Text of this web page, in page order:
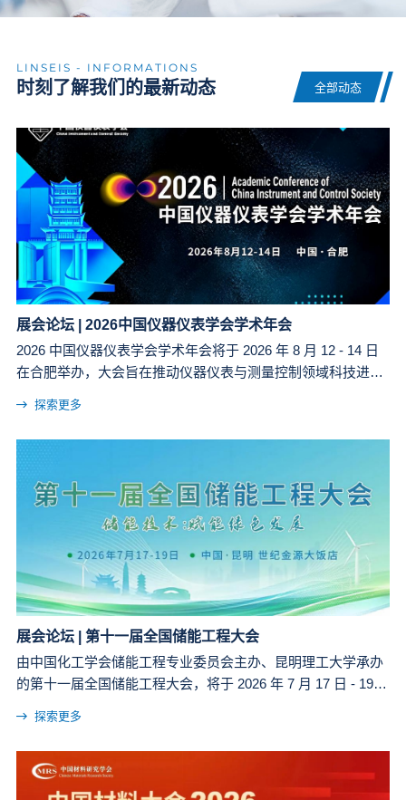
LINSEIS - INFORMATIONS
时刻了解我们的最新动态 全部动态
展会论坛 | 2026中国仪器仪表学会学术年会
2026 中国仪器仪表学会学术年会将于 2026 年 8 月 12 - 14 日
在合肥举办，大会旨在推动仪器仪表与测量控制领域科技进
台，促进科研机构、高校、企业联合攻关，提升产业水平和应
用规模。
探索更多
展会论坛 | 第十一届全国储能工程大会
由中国化工学会储能工程专业委员会主办、昆明理工大学承办
的第十一届全国储能工程大会，将于 2026 年 7 月 17 日 - 19
探索更多